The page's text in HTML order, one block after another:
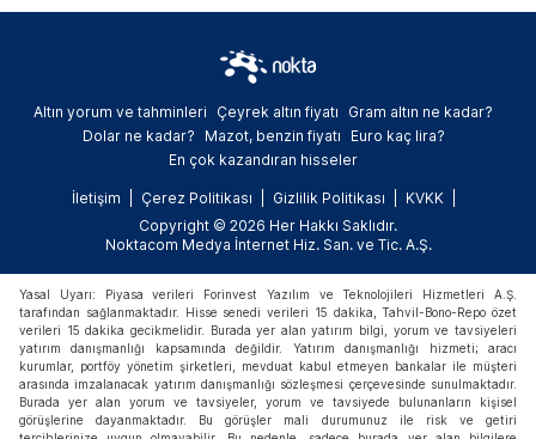
Altın yorum ve tahminleri Çeyrek altın fiyatı
Gram altın ne kadar?
Dolar ne kadar?
Mazot, benzin fiyatı
Euro kaç lira?
En çok kazandıran hisseler
İletişim Çerez Politikası Gizlilik Politikası
KVKK
Copyright © 2026 Her Hakkı Saklıdır.
Noktacom Medya İnternet Hiz. San. ve Tic. A.Ş.
Yasal Uyarı: Piyasa verileri Forinvest Yazılım ve Teknolojileri Hizmetleri A.Ş.
tarafından sağlanmaktadır. Hisse senedi verileri 15 dakika, Tahvil-Bono-Repo özet
verileri 15 dakika gecikmelidir. Burada yer alan yatırım bilgi, yorum ve tavsiyeleri
yatırım danışmanlığı kapsamında değildir. Yatırım danışmanlığı hizmeti; aracı
kurumlar, portföy yönetim şirketleri, mevduat kabul etmeyen bankalar ile müşteri
arasında imzalanacak yatırım danışmanlığı sözleşmesi çerçevesinde sunulmaktadır.
Burada yer alan yorum ve tavsiyeler, yorum ve tavsiyede bulunanların kişisel
görüşlerine dayanmaktadır. Bu görüşler mali durumunuz ile risk ve getiri